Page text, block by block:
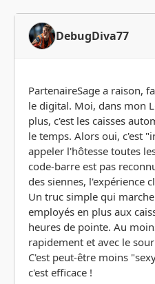
DebugDiva77
PartenaireSage a raison,
le digital. Moi, dans mon
plus, c'est les caisses
le temps. Alors oui, c'est
appeler l'hôtesse toutes
code-barre est pas
des siennes, l'expérience
Un truc simple qui
employés en plus aux
heures de pointe. Au
rapidement et avec le
C'est peut-être moins
c'est efficace !